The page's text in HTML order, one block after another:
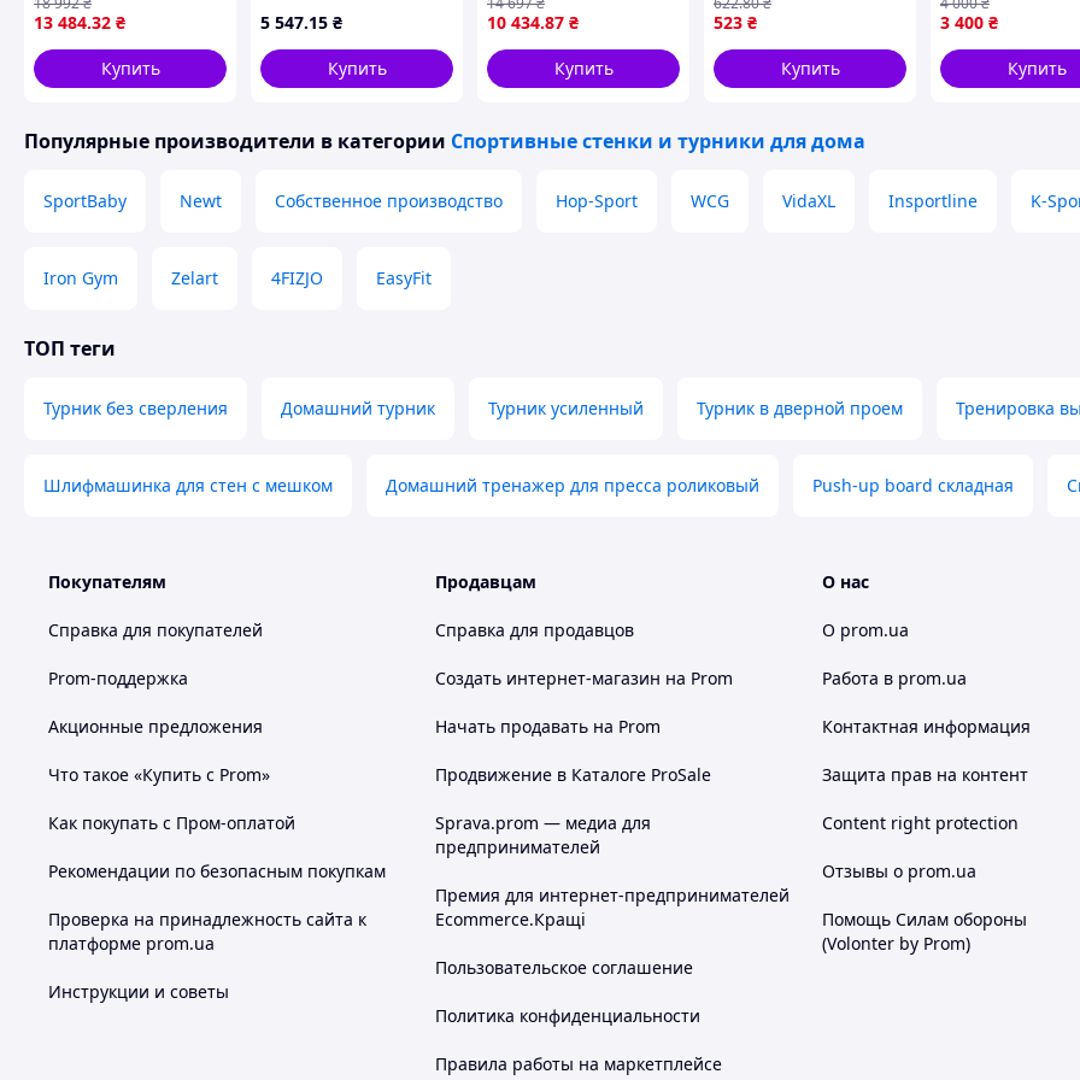
Похожие товары по характеристикам
13 484.32 ₴
Купить
NE-TR-5B, с мягкими
ручками, черный
5 547.15 ₴
Купить
10 434.87 ₴
Купить
см Хром Nes22/Q
523 ₴
Купить
3 400 ₴
Купить
Популярные производители в категории Спортивные стенки и турники для дома
SportBaby Newt Собственное производство Hop-Sport WCG VidaXL Insportline K-
Iron Gym Zelart 4FIZJO EasyFit
ТОП теги
Турник без сверления Домашний турник Турник усиленный Турник в дверной проем Тренировка
Шлифмашинка для стен с мешком Домашний тренажер для пресса роликовый Push-up board складная
Покупателям
Справка для покупателей
Prom-поддержка
Акционные предложения
Что такое «Купить с Prom»
Как покупать с Пром-оплатой
Рекомендации по безопасным покупкам
Проверка на принадлежность сайта к
платформе prom.ua
Инструкции и советы
Продавцам
Справка для продавцов
Создать интернет-магазин на Prom
Начать продавать на Prom
Продвижение в Каталоге ProSale
Sprava.prom — медиа для
предпринимателей
Премия для интернет-предпринимателей
Ecommerce.Кращі
Пользовательское соглашение
Политика конфиденциальности
Правила работы на маркетплейсе
О нас
О prom.ua
Работа в prom.ua
Контактная информация
Защита прав на контент
Content right protection
Отзывы о prom.ua
Помощь Силам обороны
(Volonter by Prom)